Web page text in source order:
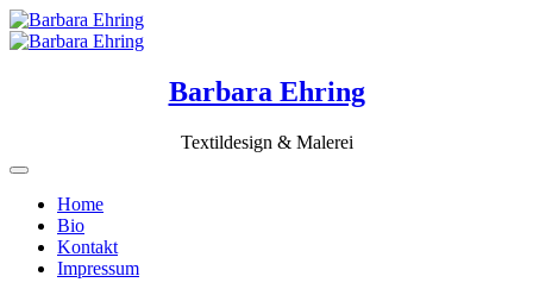
Skip
to
Barbara Ehring
Textildesign & Malerei
Home
Bio
Kontakt
Impressum